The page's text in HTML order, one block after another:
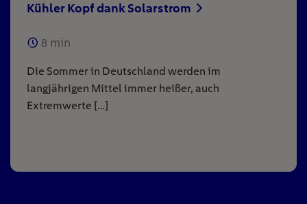
Kühler Kopf dank Solarstrom
8 min
Die Sommer in Deutschland werden im
langjährigen Mittel immer heißer, auch
Extremwerte […]